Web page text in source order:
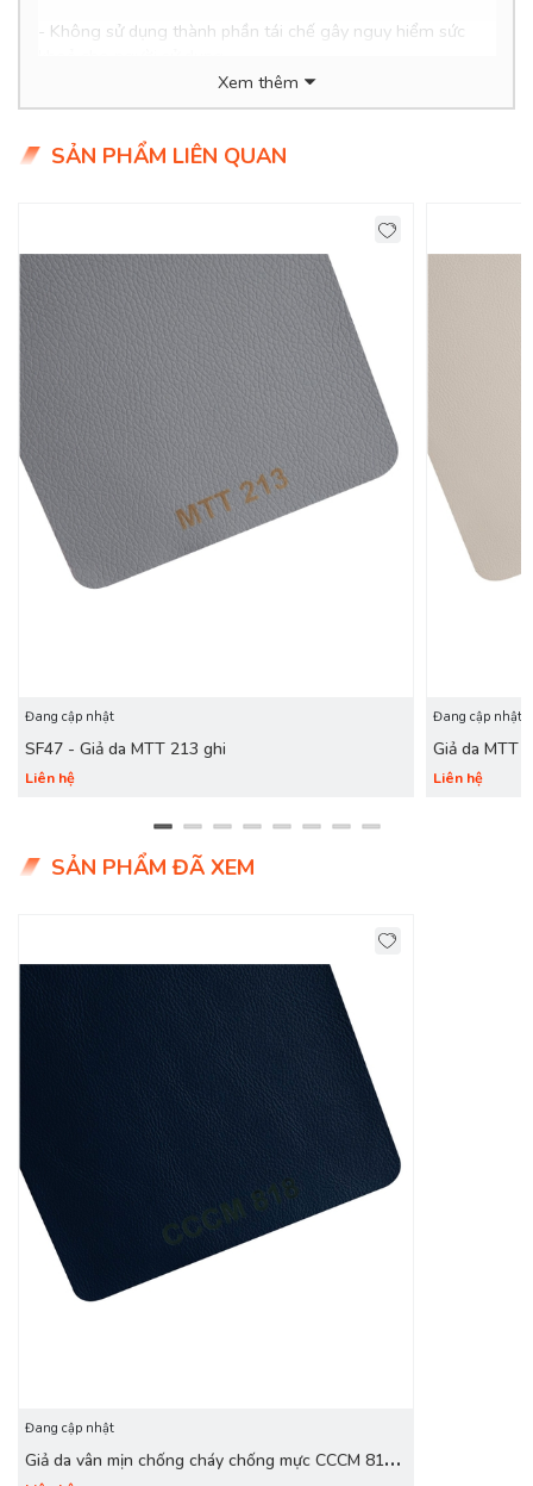
- Không sử dụng thành phần tái chế gây nguy hiểm sức
- Giá siêu hợp lý chỉ 2xx/mét (xx tiểu học ạ)
Xem thêm
SẢN PHẨM LIÊN QUAN
Đang cập nhật
SF47 - Giả da MTT 213 ghi
Liên hệ
Đang cập nhật
Giả da MTT
Liên hệ
SẢN PHẨM ĐÃ XEM
Đang cập nhật
Giả da vân mịn chống cháy chống mực CCCM 818